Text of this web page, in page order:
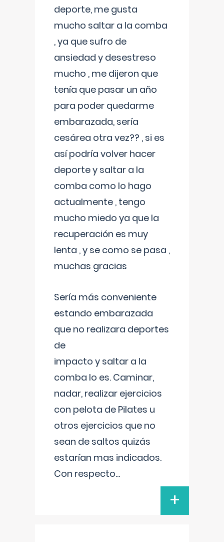
deporte, me gusta
mucho saltar a la comba
, ya que sufro de
ansiedad y desestreso
mucho , me dijeron que
tenía que pasar un año
para poder quedarme
embarazada, sería
cesárea otra vez?? , si es
así podría volver hacer
deporte y saltar a la
comba como lo hago
actualmente , tengo
mucho miedo ya que la
recuperación es muy
lenta , y se como se pasa ,
muchas gracias
Sería más conveniente
estando embarazada
que no realizara deportes
de
impacto y saltar a la
comba lo es. Caminar,
nadar, realizar ejercicios
con pelota de Pilates u
otros ejercicios que no
sean de saltos quizás
estarían mas indicados.
Con respecto...
+